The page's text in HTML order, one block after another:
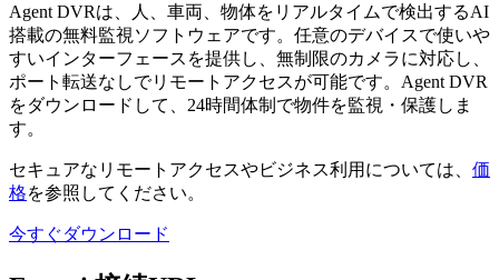
Agent DVRは、人、車両、物体をリアルタイムで検出するAI
搭載の無料監視ソフトウェアです。任意のデバイスで使いや
すいインターフェースを提供し、無制限のカメラに対応し、
ポート転送なしでリモートアクセスが可能です。Agent DVR
をダウンロードして、24時間体制で物件を監視・保護しま
す。
セキュアなリモートアクセスやビジネス利用については、 価
格を参照してください。
今すぐダウンロード